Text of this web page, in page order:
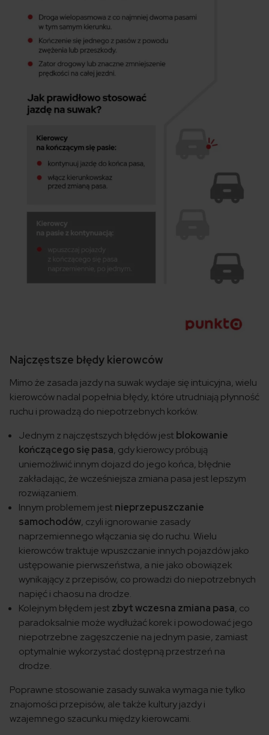
Najczęstsze błędy kierowców
Mimo że zasada jazdy na suwak wydaje się intuicyjna, wielu
kierowców nadal popełnia błędy, które utrudniają płynność
ruchu i prowadzą do niepotrzebnych korków.
Jednym z najczęstszych błędów jest blokowanie
kończącego się pasa, gdy kierowcy próbują
uniemożliwić innym dojazd do jego końca, błędnie
zakładając, że wcześniejsza zmiana pasa jest lepszym
rozwiązaniem.
Innym problemem jest nieprzepuszczanie
samochodów, czyli ignorowanie zasady
naprzemiennego włączania się do ruchu. Wielu
kierowców traktuje wpuszczanie innych pojazdów jako
ustępowanie pierwszeństwa, a nie jako obowiązek
wynikający z przepisów, co prowadzi do niepotrzebnych
napięć i chaosu na drodze.
Kolejnym błędem jest zbyt wczesna zmiana pasa, co
paradoksalnie może wydłużać korek i powodować jego
niepotrzebne zagęszczenie na jednym pasie, zamiast
optymalnie wykorzystać dostępną przestrzeń na
drodze.
Poprawne stosowanie zasady suwaka wymaga nie tylko
znajomości przepisów, ale także kultury jazdy i
wzajemnego szacunku między kierowcami.